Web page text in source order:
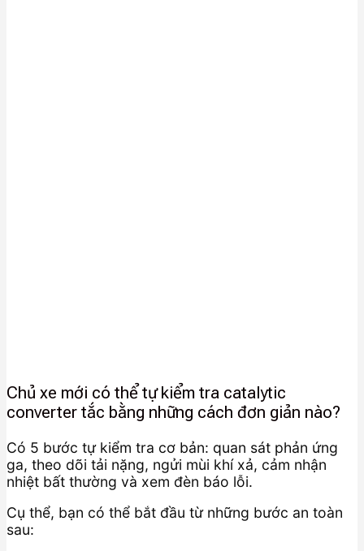
Chủ xe mới có thể tự kiểm tra catalytic
converter tắc bằng những cách đơn giản nào?
Có 5 bước tự kiểm tra cơ bản: quan sát phản ứng
ga, theo dõi tải nặng, ngửi mùi khí xả, cảm nhận
nhiệt bất thường và xem đèn báo lỗi.
Cụ thể, bạn có thể bắt đầu từ những bước an toàn
sau: